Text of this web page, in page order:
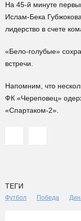
На 45-й минуте
Ислам-Бека
лидерство в счете
«Бело-голубые»
встречи.
Напомним, что
ФК «Череповец»
«Спартаком-2».
ТЕГИ
Футбол Победа